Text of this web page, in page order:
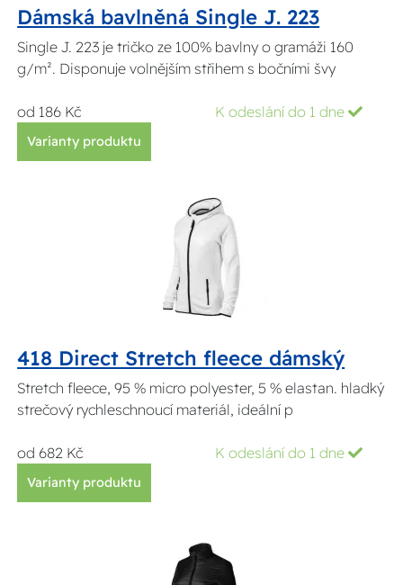
Dámská bavlněná Single J. 223
Single J. 223 je tričko ze 100% bavlny o gramáži 160
g/m². Disponuje volnějším střihem s bočními švy
od 186 Kč K odeslání do 1 dne
Varianty produktu
418 Direct Stretch fleece dámský
Stretch fleece, 95 % micro polyester, 5 % elastan. hladký
strečový rychleschnoucí materiál, ideální p
od 682 Kč K odeslání do 1 dne
Varianty produktu